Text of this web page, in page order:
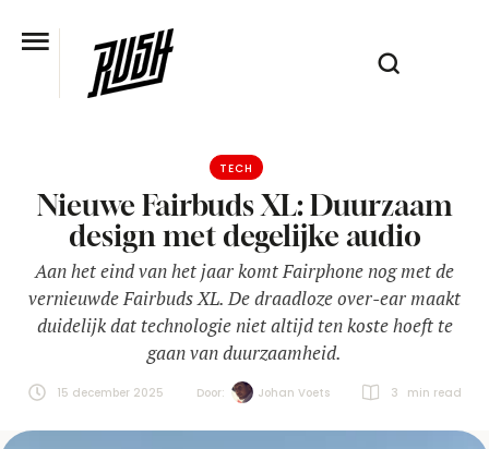
TECH
Nieuwe Fairbuds XL: Duurzaam
design met degelijke audio
Aan het eind van het jaar komt Fairphone nog met de
vernieuwde Fairbuds XL. De draadloze over-ear maakt
duidelijk dat technologie niet altijd ten koste hoeft te
gaan van duurzaamheid.
15 december 2025 Door: Johan Voets 3 min read